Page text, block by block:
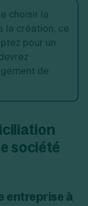
choisir la
la création, ce
pour un
de
société
entreprise à